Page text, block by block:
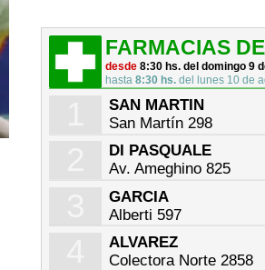
FARMACIAS
desde 8:30 hs. del domingo 9
hasta 8:30 hs.del lunes 10 de
SAN MARTIN
San Martín 298
DI PASQUALE
Av. Ameghino 825
GARCIA
Alberti 597
ALVAREZ
Colectora Norte 2858